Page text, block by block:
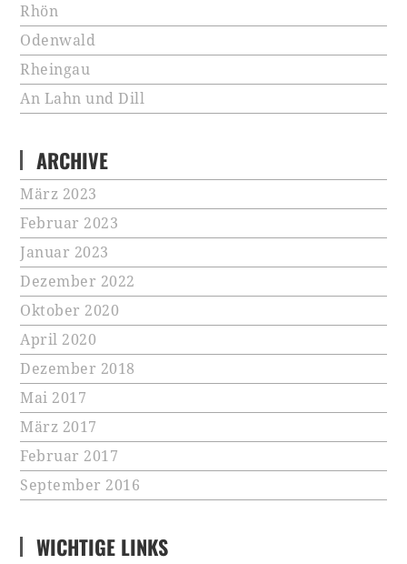
Rhön
Odenwald
Rheingau
An Lahn und Dill
ARCHIVE
März 2023
Februar 2023
Januar 2023
Dezember 2022
Oktober 2020
April 2020
Dezember 2018
Mai 2017
März 2017
Februar 2017
September 2016
WICHTIGE LINKS